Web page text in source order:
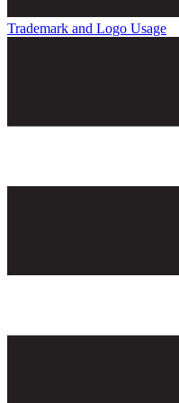
Trademark and Logo Usage